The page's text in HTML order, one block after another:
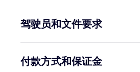
驾驶员和文件要求
付款方式和保证金